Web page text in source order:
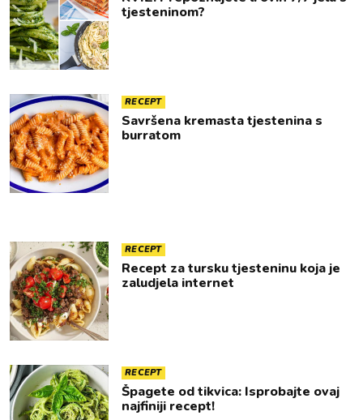
tjesteninom?
RECEPT
Savršena kremasta tjestenina s
burratom
RECEPT
Recept za tursku tjesteninu koja je
zaludjela internet
RECEPT
Špagete od tikvica: Isprobajte ovaj
najfiniji recept!